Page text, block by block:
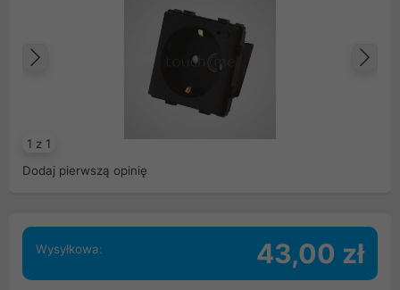
1 z 1
Poprzedni
Dodaj pierwszą opinię
Wysyłkowa: 43,00 zł